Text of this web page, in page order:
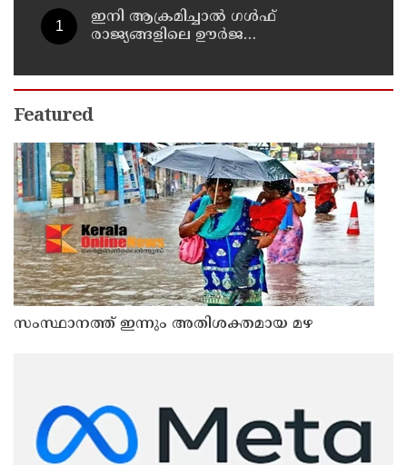
ഇനി ആക്രമിച്ചാല്‍ ഗള്‍ഫ്
രാജ്യങ്ങളിലെ ഊര്‍ജ
സൈനികതാവളങ്ങളും ലക്ഷ്യമിടും';
അമേരിക്കയ്ക്ക് ഇറാന്റെ മുന്നറിയിപ്പ്
Featured
സംസ്ഥാനത്ത് ഇന്നും അതിശക്തമായ മഴ